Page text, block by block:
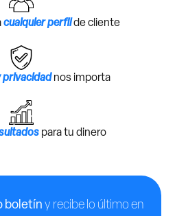
cualquier perfilde cliente
privacidadnos importa
para tu dinero
boletín y recibe lo último en